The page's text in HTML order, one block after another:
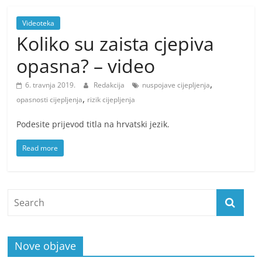
Videoteka
Koliko su zaista cjepiva
opasna? – video
6. travnja 2019. Redakcija nuspojave cijepljenja,
opasnosti cijepljenja, rizik cijepljenja
Podesite prijevod titla na hrvatski jezik.
Read more
Nove objave